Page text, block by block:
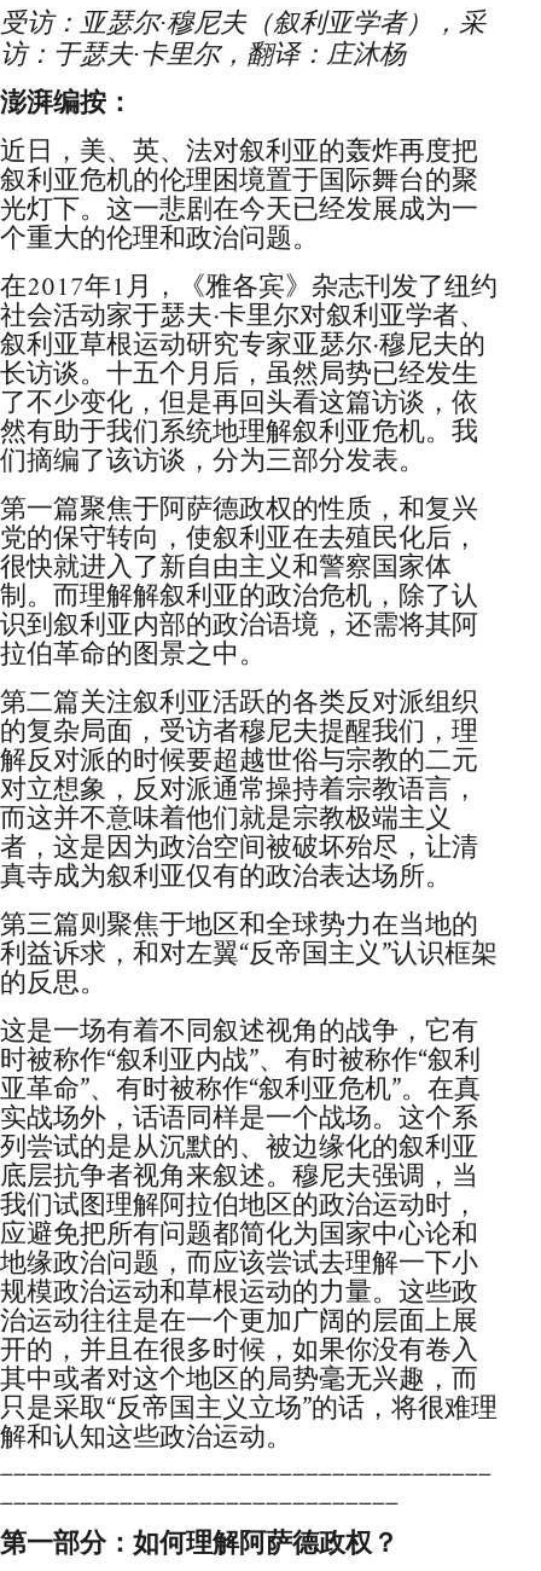
受访：亚瑟尔·穆尼夫（叙利亚学者），采
访：于瑟夫·卡里尔，翻译：庄沐杨
澎湃编按：
近日，美、英、法对叙利亚的轰炸再度把
叙利亚危机的伦理困境置于国际舞台的聚
光灯下。这一悲剧在今天已经发展成为一
个重大的伦理和政治问题。
在2017年1月，《雅各宾》杂志刊发了纽约
社会活动家于瑟夫·卡里尔对叙利亚学者、
叙利亚草根运动研究专家亚瑟尔·穆尼夫的
长访谈。十五个月后，虽然局势已经发生
了不少变化，但是再回头看这篇访谈，依
然有助于我们系统地理解叙利亚危机。我
们摘编了该访谈，分为三部分发表。
第一篇聚焦于阿萨德政权的性质，和复兴
党的保守转向，使叙利亚在去殖民化后，
很快就进入了新自由主义和警察国家体
制。而理解解叙利亚的政治危机，除了认
识到叙利亚内部的政治语境，还需将其阿
拉伯革命的图景之中。
第二篇关注叙利亚活跃的各类反对派组织
的复杂局面，受访者穆尼夫提醒我们，理
解反对派的时候要超越世俗与宗教的二元
对立想象，反对派通常操持着宗教语言，
而这并不意味着他们就是宗教极端主义
者，这是因为政治空间被破坏殆尽，让清
真寺成为叙利亚仅有的政治表达场所。
第三篇则聚焦于地区和全球势力在当地的
利益诉求，和对左翼“反帝国主义”认识框架
的反思。
这是一场有着不同叙述视角的战争，它有
时被称作“叙利亚内战”、有时被称作“叙利
亚革命”、有时被称作“叙利亚危机”。在真
实战场外，话语同样是一个战场。这个系
列尝试的是从沉默的、被边缘化的叙利亚
底层抗争者视角来叙述。穆尼夫强调，当
我们试图理解阿拉伯地区的政治运动时，
应避免把所有问题都简化为国家中心论和
地缘政治问题，而应该尝试去理解一下小
规模政治运动和草根运动的力量。这些政
治运动往往是在一个更加广阔的层面上展
开的，并且在很多时候，如果你没有卷入
其中或者对这个地区的局势毫无兴趣，而
只是采取“反帝国主义立场”的话，将很难理
解和认知这些政治运动。
_____________________________________
______________________________
第一部分：如何理解阿萨德政权？